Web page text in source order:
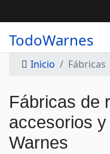
TodoWarnes
Inicio Fábricas
Fábricas de
accesorios
Warnes